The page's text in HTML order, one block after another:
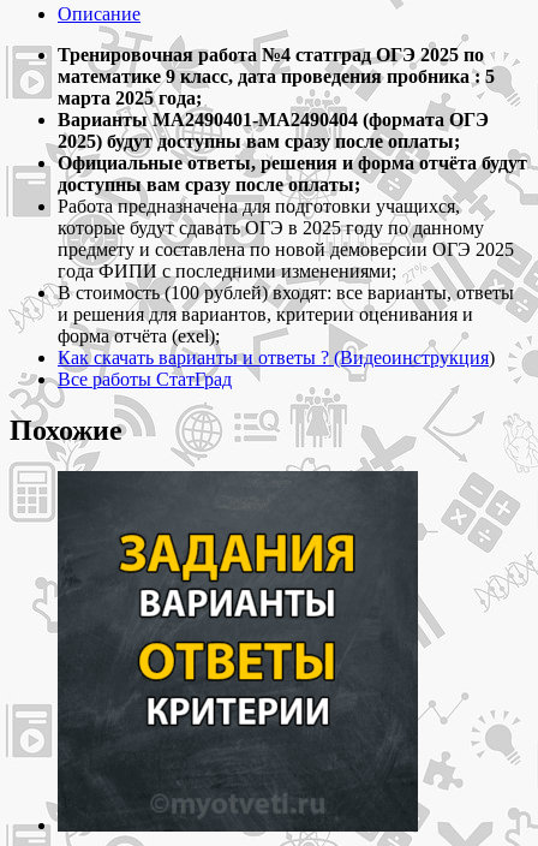
2025
Тренировочная
работа
№4
статград
математике
9
класс
ОГЭ
варианты
МА2490401-
МА2490404
и
ответы
Описание
Тренировочная работа №4 статград ОГЭ 2025 по
математике 9 класс, дата проведения пробника : 5
марта 2025 года;
Варианты МА2490401-МА2490404 (формата ОГЭ
2025) будут доступны вам сразу после оплаты;
Официальные ответы, решения и форма отчёта будут
доступны вам сразу после оплаты;
Работа предназначена для подготовки учащихся,
которые будут сдавать ОГЭ в 2025 году по данному
предмету и составлена по новой демоверсии ОГЭ 2025
года ФИПИ с последними изменениями;
В стоимость (100 рублей) входят: все варианты, ответы
и решения для вариантов, критерии оценивания и
форма отчёта (exel);
Как скачать варианты и ответы ? (Видеоинструкция)
Все работы СтатГрад
Похожие